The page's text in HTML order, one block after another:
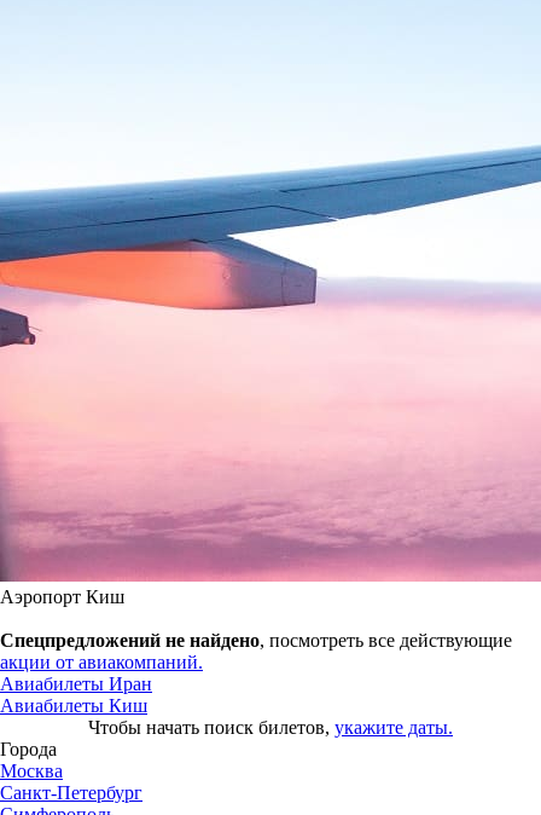
Аэропорт Киш
Спецпредложений не найдено, посмотреть все действующие
акции от авиакомпаний.
Авиабилеты Иран
Авиабилеты Киш
Чтобы начать поиск билетов, укажите даты.
Города
Москва
Санкт-Петербург